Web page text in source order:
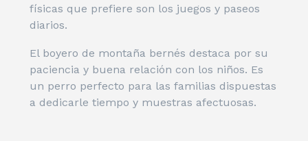
físicas que prefiere son los juegos y paseos
diarios.
El boyero de montaña bernés destaca por su
paciencia y buena relación con los niños. Es
un perro perfecto para las familias dispuestas
a dedicarle tiempo y muestras afectuosas.